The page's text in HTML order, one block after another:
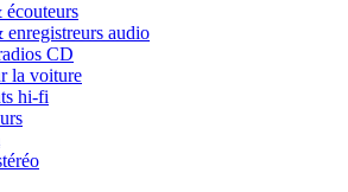
écouteurs
enregistreurs audio
CD
la voiture
hi-fi